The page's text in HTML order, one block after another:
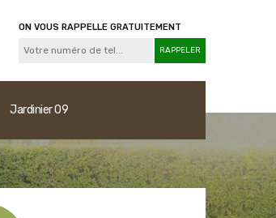
ON VOUS RAPPELLE GRATUITEMENT
Jardinier 09